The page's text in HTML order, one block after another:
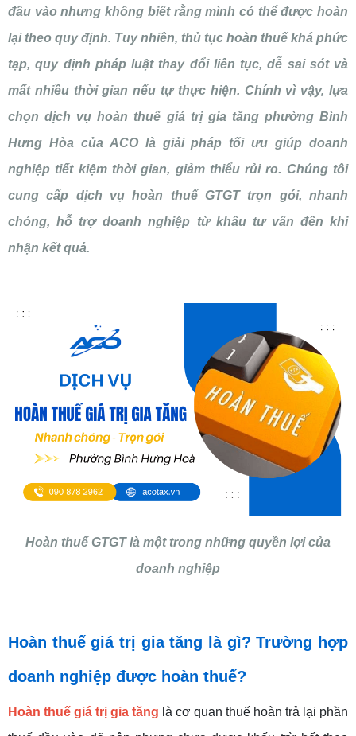
đầu vào nhưng không biết rằng mình có thể được hoàn
lại theo quy định. Tuy nhiên, thủ tục hoàn thuế khá phức
tạp, quy định pháp luật thay đổi liên tục, dễ sai sót và
mất nhiều thời gian nếu tự thực hiện. Chính vì vậy, lựa
chọn dịch vụ hoàn thuế giá trị gia tăng phường Bình
Hưng Hòa của ACO là giải pháp tối ưu giúp doanh
nghiệp tiết kiệm thời gian, giảm thiểu rủi ro. Chúng tôi
cung cấp dịch vụ hoàn thuế GTGT trọn gói, nhanh
chóng, hỗ trợ doanh nghiệp từ khâu tư vấn đến khi
nhận kết quả.
Hoàn thuế GTGT là một trong những quyền lợi của
doanh nghiệp
Hoàn thuế giá trị gia tăng là gì? Trường hợp
doanh nghiệp được hoàn thuế?
Hoàn thuế giá trị gia tăng là cơ quan thuế hoàn trả lại phần